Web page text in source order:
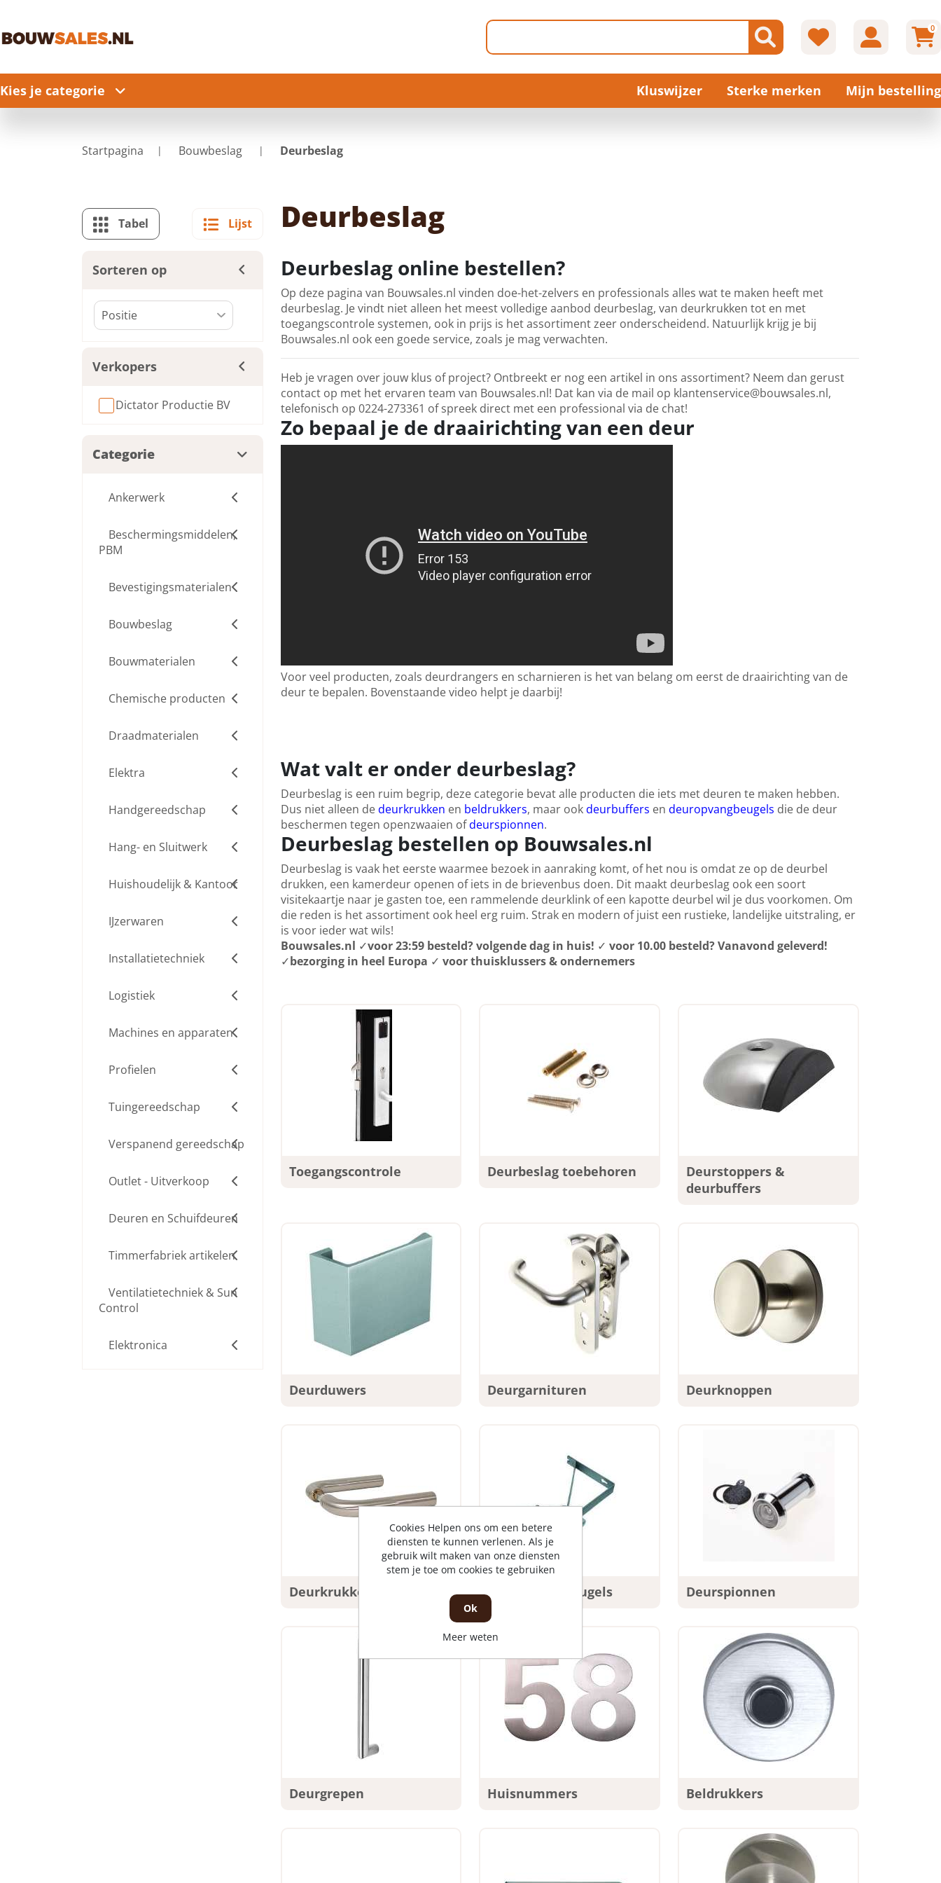
0
Kies je categorie Kluswijzer Sterke merken Mijn bestelling
Startpagina Bouwbeslag Deurbeslag
Tabel Lijst
Sorteren op
Verkopers
Dictator Productie BV
Categorie
Ankerwerk
Beschermingsmiddelen,
PBM
Bevestigingsmaterialen
Bouwbeslag
Bouwmaterialen
Chemische producten
Draadmaterialen
Elektra
Handgereedschap
Hang- en Sluitwerk
Huishoudelijk & Kantoor
IJzerwaren
Installatietechniek
Logistiek
Machines en apparaten
Profielen
Tuingereedschap
Verspanend gereedschap
Outlet - Uitverkoop
Deuren en Schuifdeuren
Timmerfabriek artikelen
Ventilatietechniek & Sun
Control
Elektronica
Deurbeslag
Deurbeslag online bestellen?
Op deze pagina van Bouwsales.nl vinden doe-het-zelvers en professionals alles wat te maken heeft met
deurbeslag. Je vindt niet alleen het meest volledige aanbod deurbeslag, van deurkrukken tot en met
toegangscontrole systemen, ook in prijs is het assortiment zeer onderscheidend. Natuurlijk krijg je bij
Bouwsales.nl ook een goede service, zoals je mag verwachten.
Heb je vragen over jouw klus of project? Ontbreekt er nog een artikel in ons assortiment? Neem dan gerust
contact op met het ervaren team van Bouwsales.nl! Dat kan via de mail op klantenservice@bouwsales.nl,
telefonisch op 0224-273361 of spreek direct met een professional via de chat!
Zo bepaal je de draairichting van een deur
Voor veel producten, zoals deurdrangers en scharnieren is het van belang om eerst de draairichting van de
deur te bepalen. Bovenstaande video helpt je daarbij!
Wat valt er onder deurbeslag?
Deurbeslag is een ruim begrip, deze categorie bevat alle producten die iets met deuren te maken hebben.
Dus niet alleen dedeurkrukken en beldrukkers, maar ookdeurbuffers en deuropvangbeugels die de deur
beschermen tegen openzwaaien ofdeurspionnen.
Deurbeslag bestellen op Bouwsales.nl
Deurbeslag is vaak het eerste waarmee bezoek in aanraking komt, of het nou is omdat ze op de deurbel
drukken, een kamerdeur openen of iets in de brievenbus doen. Dit maakt deurbeslag ook een soort
visitekaartje naar je gasten toe, een rammelende deurklink of een kapotte deurbel wil je dus voorkomen. Om
die reden is het assortiment ook heel erg ruim. Strak en modern of juist een rustieke, landelijke uitstraling, er
is voor ieder wat wils!
Bouwsales.nl ✓voor 23:59 besteld? volgende dag in huis! ✓ voor 10.00 besteld? Vanavond geleverd!
✓bezorging in heel Europa ✓ voor thuisklussers & ondernemers
Toegangscontrole Deurbeslag toebehoren
Deurstoppers &
deurbuffers
Deurduwers Deurgarnituren Deurknoppen
Deurkrukken Deuropvangbeugels Deurspionnen
Deurgrepen Huisnummers Beldrukkers
Cookies Helpen ons om een betere
diensten te kunnen verlenen. Als je
gebruik wilt maken van onze diensten
stem je toe om cookies te gebruiken
Ok
Meer weten